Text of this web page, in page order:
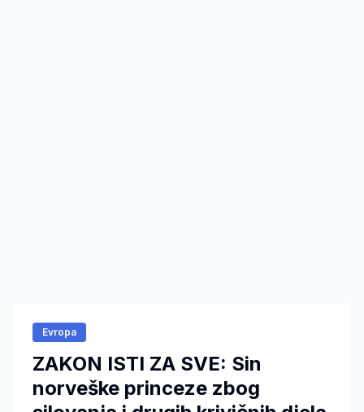
Evropa
ZAKON ISTI ZA SVE: Sin
norveške princeze zbog